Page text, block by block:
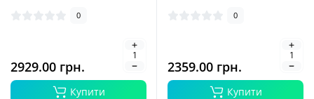
0
2929.00 грн.
Купити
0
2359.00 грн.
Купити